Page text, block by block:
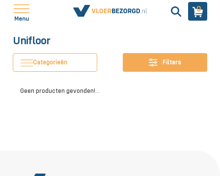
Menu
0
Unifloor
Categorieën Filters
Geen producten gevonden!...